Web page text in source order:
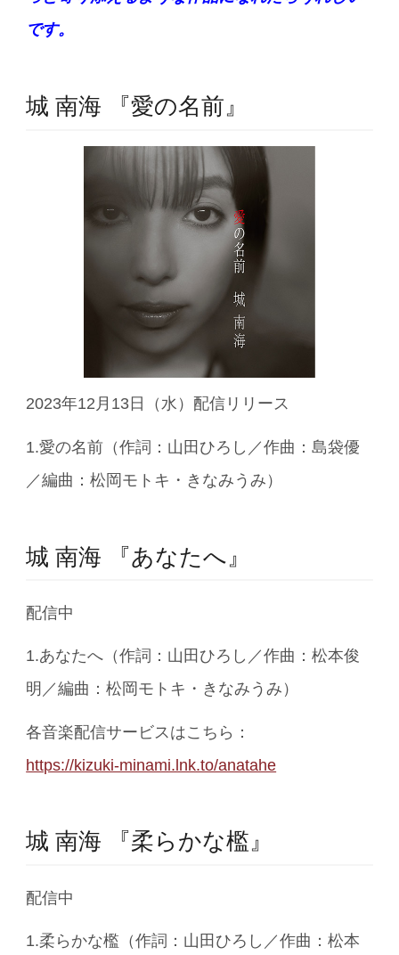
です。
城 南海 『愛の名前』
2023年12月13日（水）配信リリース
1.愛の名前（作詞：山田ひろし／作曲：島袋優
／編曲：松岡モトキ・きなみうみ）
城 南海 『あなたへ』
配信中
1.あなたへ（作詞：山田ひろし／作曲：松本俊
明／編曲：松岡モトキ・きなみうみ）
各音楽配信サービスはこちら：
https://kizuki-minami.lnk.to/anatahe
城 南海 『柔らかな檻』
配信中
1.柔らかな檻（作詞：山田ひろし／作曲：松本